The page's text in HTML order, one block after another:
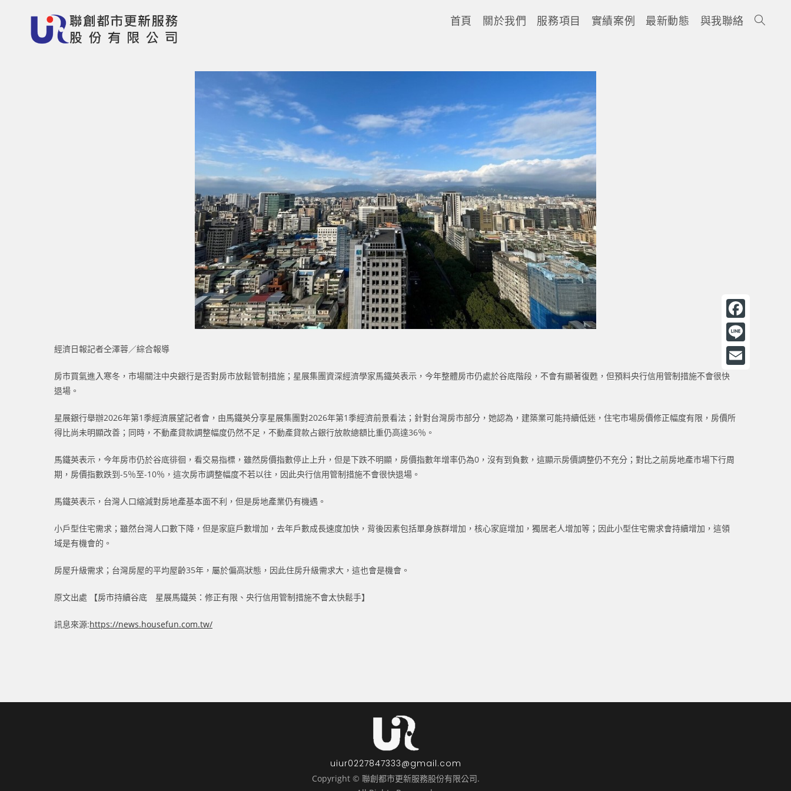
首頁 關於我們 服務項目 實績案例 最新動態 與我聯絡
經濟日報記者仝澤蓉／綜合報導
房市買氣進入寒冬，市場關注中央銀行是否對房市放鬆管制措施；星展集團資深經濟學家馬鐵英表示，今年整體房市仍處於谷底階段，不會有顯著復甦，但預料央行信用管制措施不會很快
退場。
星展銀行舉辦2026年第1季經濟展望記者會，由馬鐵英分享星展集團對2026年第1季經濟前景看法；針對台灣房市部分，她認為，建築業可能持續低迷，住宅市場房價修正幅度有限，房價所
得比尚未明顯改善；同時，不動產貸款調整幅度仍然不足，不動產貸款占銀行放款總額比重仍高達36％。
馬鐵英表示，今年房市仍於谷底徘徊，看交易指標，雖然房價指數停止上升，但是下跌不明顯，房價指數年增率仍為0，沒有到負數，這顯示房價調整仍不充分；對比之前房地產市場下行周
期，房價指數跌到-5％至-10％，這次房市調整幅度不若以往，因此央行信用管制措施不會很快退場。
馬鐵英表示，台灣人口縮減對房地產基本面不利，但是房地產業仍有機遇。
小戶型住宅需求；雖然台灣人口數下降，但是家庭戶數增加，去年戶數成長速度加快，背後因素包括單身族群增加，核心家庭增加，獨居老人增加等；因此小型住宅需求會持續增加，這領
域是有機會的。
房屋升級需求；台灣房屋的平均屋齡35年，屬於偏高狀態，因此住房升級需求大，這也會是機會。
原文出處 【房市持續谷底 星展馬鐵英：修正有限、央行信用管制措施不會太快鬆手】
訊息來源:https://news.housefun.com.tw/
uiur0227847333@gmail.com
Copyright © 聯創都市更新服務股份有限公司.
F
a
c
e
o
k
L
iE
a